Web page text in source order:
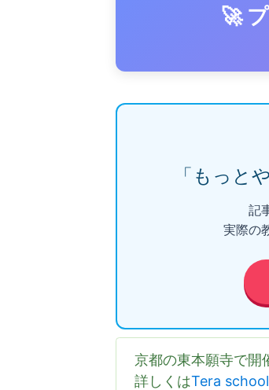
🚀
「もっと
記
実際の
京都の東本願寺で開
詳しくはTera school